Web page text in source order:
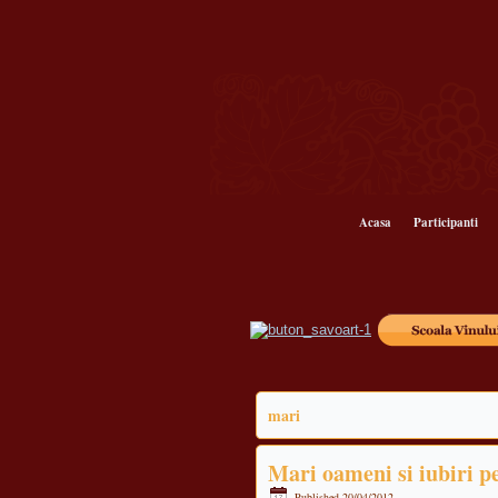
Acasa Participanti
mari
Mari oameni si iubiri